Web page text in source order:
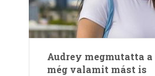
Audrey megmutatta a
még valamit mást is